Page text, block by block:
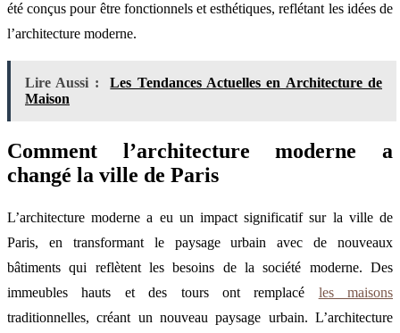
été conçus pour être fonctionnels et esthétiques, reflétant les idées de
l’architecture moderne.
Lire Aussi :
Les Tendances Actuelles en Architecture de
Maison
Comment l’architecture moderne a
changé la ville de Paris
L’architecture moderne a eu un impact significatif sur la ville de
Paris, en transformant le paysage urbain avec de nouveaux
bâtiments qui reflètent les besoins de la société moderne. Des
immeubles hauts et des tours ont remplacé les maisons
traditionnelles, créant un nouveau paysage urbain. L’architecture